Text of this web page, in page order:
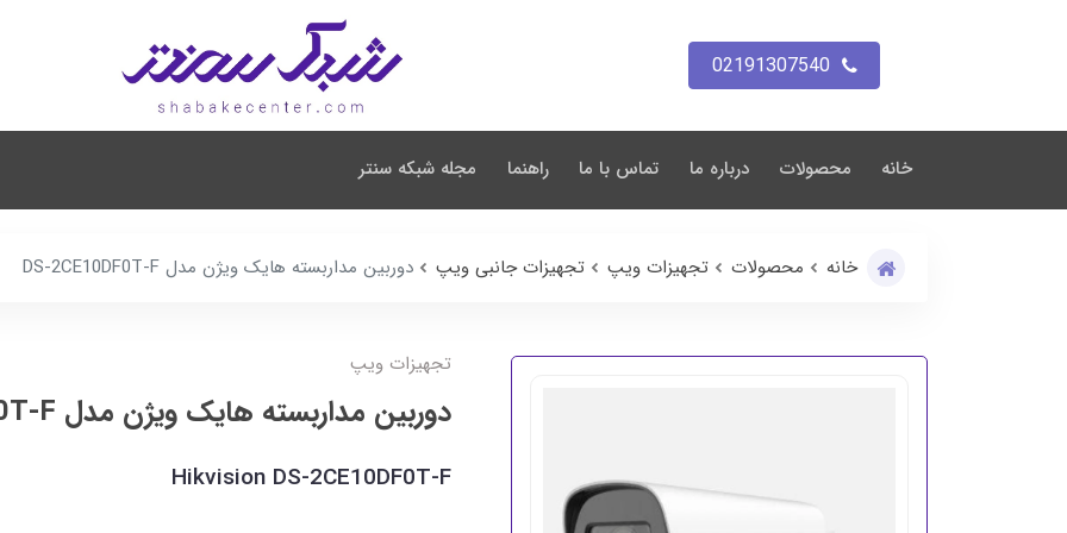
02191307540
خانه محصولات درباره ما تماس با ما راهنما مجله شبکه سنتر
خانه محصولات تجهیزات ویپ تجهیزات جانبی ویپ دوربین مداربسته هایک ویژن مدل DS-2CE10DF0T-F
تجهیزات ویپ
دوربین مداربسته هایک ویژن مدل DS-2CE10DF0T-F
Hikvision DS-2CE10DF0T-F